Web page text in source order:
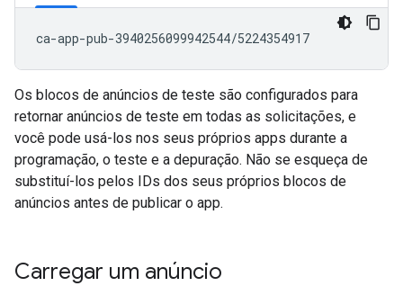
Os blocos de anúncios de teste são configurados para
retornar anúncios de teste em todas as solicitações, e
você pode usá-los nos seus próprios apps durante a
programação, o teste e a depuração. Não se esqueça de
substituí-los pelos IDs dos seus próprios blocos de
anúncios antes de publicar o app.
Carregar um anúncio